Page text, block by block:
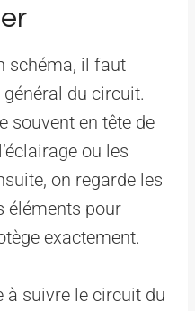
schéma, il faut
général du circuit.
souvent en tête de
ou les
on regarde les
éléments pour
exactement.
à suivre le circuit du